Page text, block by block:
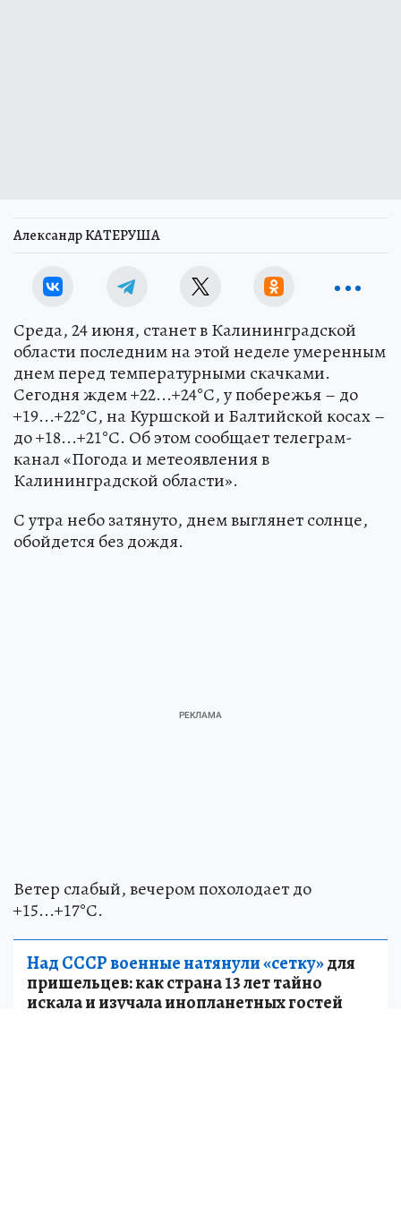
Александр КАТЕРУША
Среда, 24 июня, станет в Калининградской
области последним на этой неделе умеренным
днем перед температурными скачками.
Сегодня ждем +22...+24°С, у побережья – до
+19...+22°С, на Куршской и Балтийской косах –
до +18...+21°С. Об этом сообщает телеграм-
канал «Погода и метеоявления в
Калининградской области».
С утра небо затянуто, днем выглянет солнце,
обойдется без дождя.
Ветер слабый, вечером похолодает до
+15...+17°С.
Над СССР военные натянули «сетку»для
пришельцев: как страна 13 лет тайно
искала и изучала инопланетных гостей